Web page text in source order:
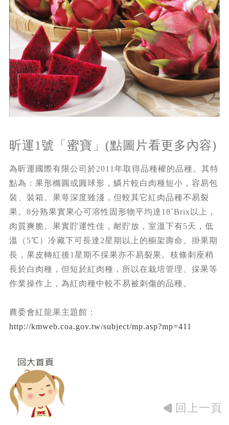
昕運1號「蜜寶」(點圖片看更多內容)
為昕運國際有限公司於2011年取得品種權的品種。其特
點為：果形橢圓或圓球形，鱗片較白肉種短小，容易包
裝、裝箱。果萼深度雖淺，但較其它紅肉品種不易裂
果。8分熟果實果心可溶性固形物平均達18˚Brix以上，
肉質爽脆。果實貯運性佳，耐貯放，室溫下有5天，低
溫（5℃）冷藏下可長達2星期以上的櫥架壽命。掛果期
長，果皮轉紅後1星期不採果亦不易裂果。枝條刺座稍
長於白肉種，但短於紅肉種，所以在栽培管理、採果等
作業操作上，為紅肉種中較不易被刺傷的品種。
農委會紅龍果主題館：
http://kmweb.coa.gov.tw/subject/mp.asp?mp=411
回上一頁